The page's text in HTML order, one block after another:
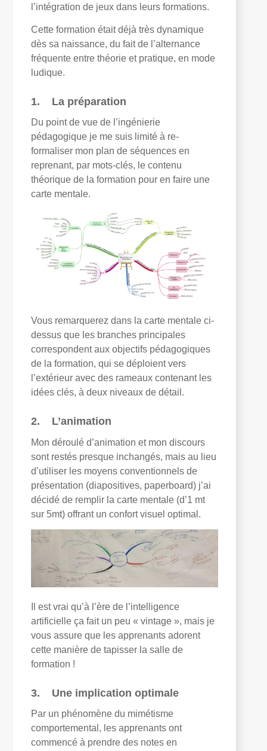
l’intégration de jeux dans leurs formations.
Cette formation était déjà très dynamique
dès sa naissance, du fait de l’alternance
fréquente entre théorie et pratique, en mode
ludique.
1. La préparation
Du point de vue de l’ingénierie
pédagogique je me suis limité à re-
formaliser mon plan de séquences en
reprenant, par mots-clés, le contenu
théorique de la formation pour en faire une
carte mentale.
Vous remarquerez dans la carte mentale ci-
dessus que les branches principales
correspondent aux objectifs pédagogiques
de la formation, qui se déploient vers
l’extérieur avec des rameaux contenant les
idées clés, à deux niveaux de détail.
2. L’animation
Mon déroulé d’animation et mon discours
sont restés presque inchangés, mais au lieu
d’utiliser les moyens conventionnels de
présentation (diapositives, paperboard) j’ai
décidé de remplir la carte mentale (d’1 mt
sur 5mt) offrant un confort visuel optimal.
Il est vrai qu’à l’ère de l’intelligence
artificielle ça fait un peu « vintage », mais je
vous assure que les apprenants adorent
cette manière de tapisser la salle de
formation !
3. Une implication optimale
Par un phénomène du mimétisme
comportemental, les apprenants ont
commencé à prendre des notes en